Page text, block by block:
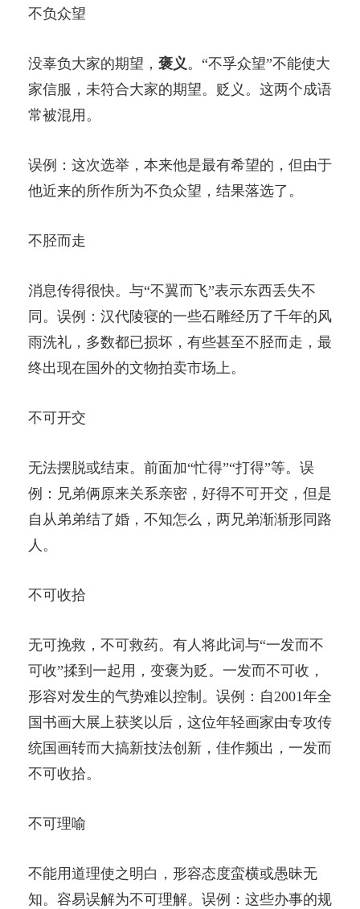
不负众望
没辜负大家的期望， 褒义。“不孚众望”不能使大
家信服，未符合大家的期望。贬义。这两个成语
常被混用。
误例：这次选举，本来他是最有希望的，但由于
他近来的所作所为不负众望，结果落选了。
不胫而走
消息传得很快。与“不翼而飞”表示东西丢失不
同。误例：汉代陵寝的一些石雕经历了千年的风
雨洗礼，多数都已损坏，有些甚至不胫而走，最
终出现在国外的文物拍卖市场上。
不可开交
无法摆脱或结束。前面加“忙得”“打得”等。误
例：兄弟俩原来关系亲密，好得不可开交，但是
自从弟弟结了婚，不知怎么，两兄弟渐渐形同路
人。
不可收拾
无可挽救，不可救药。有人将此词与“一发而不
可收”揉到一起用，变褒为贬。一发而不可收，
形容对发生的气势难以控制。误例：自2001年全
国书画大展上获奖以后，这位年轻画家由专攻传
统国画转而大搞新技法创新，佳作频出，一发而
不可收拾。
不可理喻
不能用道理使之明白，形容态度蛮横或愚昧无
知。容易误解为不可理解。误例：这些办事的规